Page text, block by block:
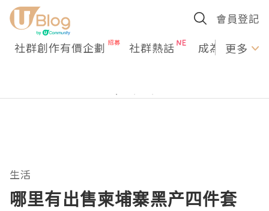
會員登記
社群創作有價企劃 社群熱話 成為U更多
生活
哪里有出售柬埔寨黑产四件套